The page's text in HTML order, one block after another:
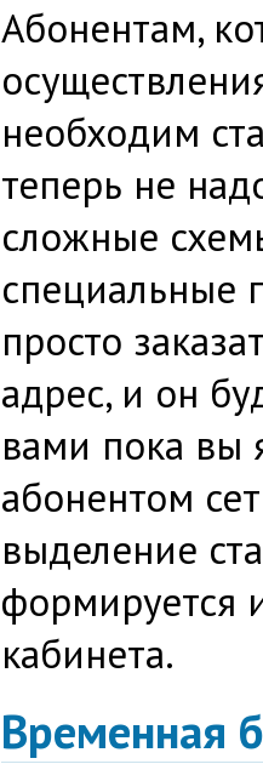
Абонентам,
необходим
теперь не
сложные
просто
адрес, и он
вами пока вы
абонентом
выделение
формируется
кабинета.
Временная